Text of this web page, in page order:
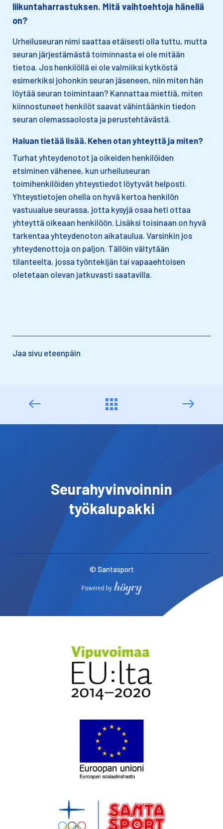
liikuntaharrastuksen. Mitä vaihtoehtoja hänellä
on?
Urheiluseuran nimi saattaa etäisesti olla tuttu, mutta
seuran järjestämästä toiminnasta ei ole mitään
tietoa. Jos henkilöllä ei ole valmiiksi kytköstä
esimerkiksi johonkin seuran jäseneen, niin miten hän
löytää seuran toimintaan? Kannattaa miettiä, miten
kiinnostuneet henkilöt saavat vähintäänkin tiedon
seuran olemassaolosta ja perustehtävästä.
Haluan tietää lisää. Kehen otan yhteyttä ja miten?
Turhat yhteydenotot ja oikeiden henkilöiden
etsiminen vähenee, kun urheiluseuran
toimihenkilöiden yhteystiedot löytyvät helposti.
Yhteystietojen ohella on hyvä kertoa henkilön
vastuualue seurassa, jotta kysyjä osaa heti ottaa
yhteyttä oikeaan henkilöön. Lisäksi toisinaan on hyvä
tarkentaa yhteydenoton aikataulua. Varsinkin jos
yhteydenottoja on paljon. Tällöin vältytään
tilanteelta, jossa työntekijän tai vapaaehtoisen
oletetaan olevan jatkuvasti saatavilla.
Jaa sivu eteenpäin
Seurahyvinvoinnin
työkalupakki
© Santasport